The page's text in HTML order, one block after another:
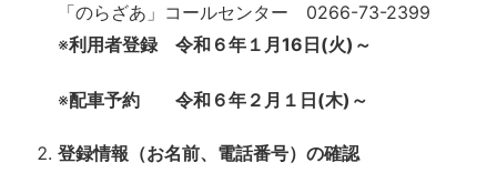
「のらざあ」コールセンター 0266-73-2399
※利用者登録 令和６年１月16日(火)～
※配車予約 令和６年２月１日(木)～
登録情報（お名前、電話番号）の確認